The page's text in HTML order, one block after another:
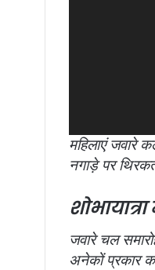
महिलाएं जवारे
नगाड़े पर
जवारे चल
अनेकों प्रकार